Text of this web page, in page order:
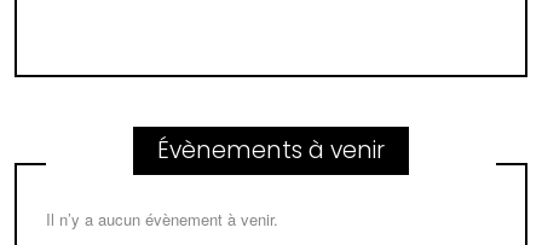
Évènements à venir
Il n’y a aucun évènement à venir.